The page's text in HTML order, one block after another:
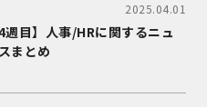
2025.04.01
週目】人事/HRに関するニュ
まとめ